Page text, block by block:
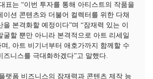
표는 “이번 투자를 통해 아티스트의 작품을
이션 콘텐츠와 더불어 컬렉터를 위한 다채
을 본격화할 예정이다”며 “잠재력 있는 이
굴할 뿐만 아니라 본격적으로 아트 리세일
, 아트 비기너부터 애호가까지 함께할 수
즈니스를 극대화하겠다”고 말했다.
랫폼 비즈니스의 잠재력과 콘텐츠 제작 능